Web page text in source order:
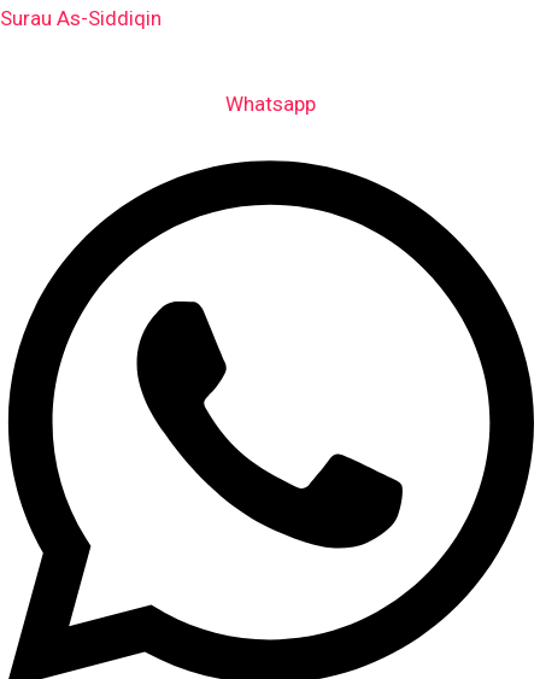
Skip
Surau As-Siddiqin
Whatsapp